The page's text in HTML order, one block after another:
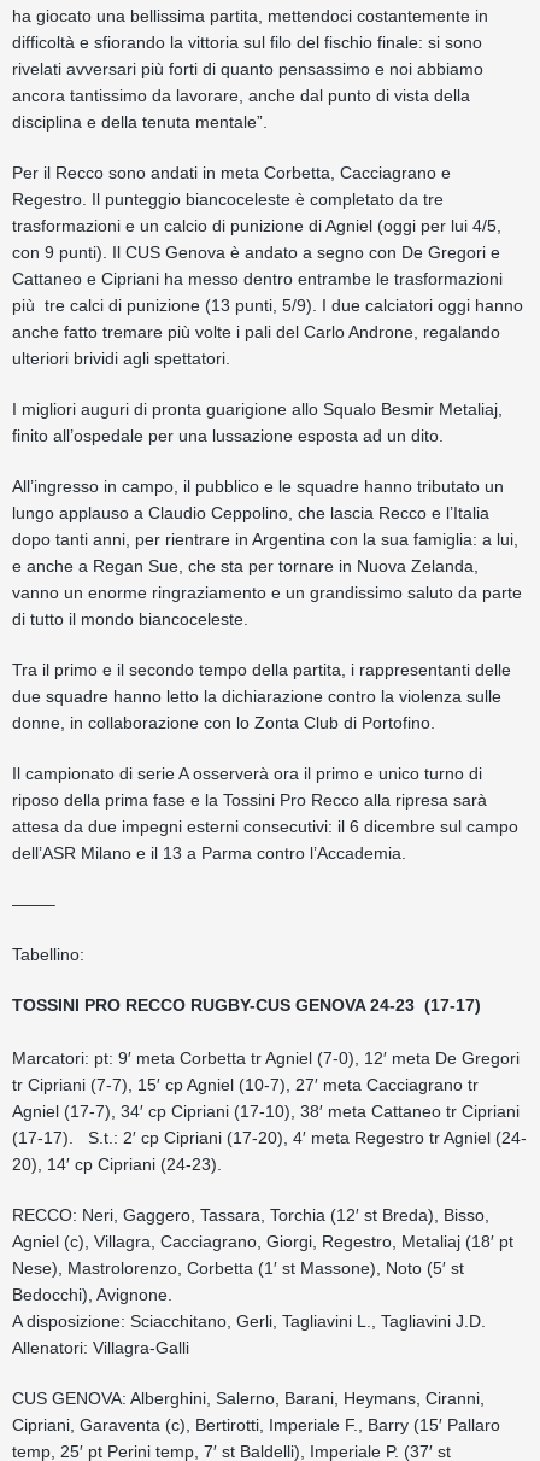
ha giocato una bellissima partita, mettendoci costantemente in
difficoltà e sfiorando la vittoria sul filo del fischio finale: si sono
rivelati avversari più forti di quanto pensassimo e noi abbiamo
ancora tantissimo da lavorare, anche dal punto di vista della
disciplina e della tenuta mentale”.
Per il Recco sono andati in meta Corbetta, Cacciagrano e
Regestro. Il punteggio biancoceleste è completato da tre
trasformazioni e un calcio di punizione di Agniel (oggi per lui 4/5,
con 9 punti). Il CUS Genova è andato a segno con De Gregori e
Cattaneo e Cipriani ha messo dentro entrambe le trasformazioni
più tre calci di punizione (13 punti, 5/9). I due calciatori oggi hanno
anche fatto tremare più volte i pali del Carlo Androne, regalando
ulteriori brividi agli spettatori.
I migliori auguri di pronta guarigione allo Squalo Besmir Metaliaj,
finito all’ospedale per una lussazione esposta ad un dito.
All’ingresso in campo, il pubblico e le squadre hanno tributato un
lungo applauso a Claudio Ceppolino, che lascia Recco e l’Italia
dopo tanti anni, per rientrare in Argentina con la sua famiglia: a lui,
e anche a Regan Sue, che sta per tornare in Nuova Zelanda,
vanno un enorme ringraziamento e un grandissimo saluto da parte
di tutto il mondo biancoceleste.
Tra il primo e il secondo tempo della partita, i rappresentanti delle
due squadre hanno letto la dichiarazione contro la violenza sulle
donne, in collaborazione con lo Zonta Club di Portofino.
Il campionato di serie A osserverà ora il primo e unico turno di
riposo della prima fase e la Tossini Pro Recco alla ripresa sarà
attesa da due impegni esterni consecutivi: il 6 dicembre sul campo
dell’ASR Milano e il 13 a Parma contro l’Accademia.
——–
Tabellino:
TOSSINI PRO RECCO RUGBY-CUS GENOVA 24-23 (17-17)
Marcatori: pt: 9′ meta Corbetta tr Agniel (7-0), 12′ meta De Gregori
tr Cipriani (7-7), 15′ cp Agniel (10-7), 27′ meta Cacciagrano tr
Agniel (17-7), 34′ cp Cipriani (17-10), 38′ meta Cattaneo tr Cipriani
(17-17). S.t.: 2′ cp Cipriani (17-20), 4′ meta Regestro tr Agniel (24-
20), 14′ cp Cipriani (24-23).
RECCO: Neri, Gaggero, Tassara, Torchia (12′ st Breda), Bisso,
Agniel (c), Villagra, Cacciagrano, Giorgi, Regestro, Metaliaj (18′ pt
Nese), Mastrolorenzo, Corbetta (1′ st Massone), Noto (5′ st
Bedocchi), Avignone.
A disposizione: Sciacchitano, Gerli, Tagliavini L., Tagliavini J.D.
Allenatori: Villagra-Galli
CUS GENOVA: Alberghini, Salerno, Barani, Heymans, Ciranni,
Cipriani, Garaventa (c), Bertirotti, Imperiale F., Barry (15′ Pallaro
temp, 25′ pt Perini temp, 7′ st Baldelli), Imperiale P. (37′ st